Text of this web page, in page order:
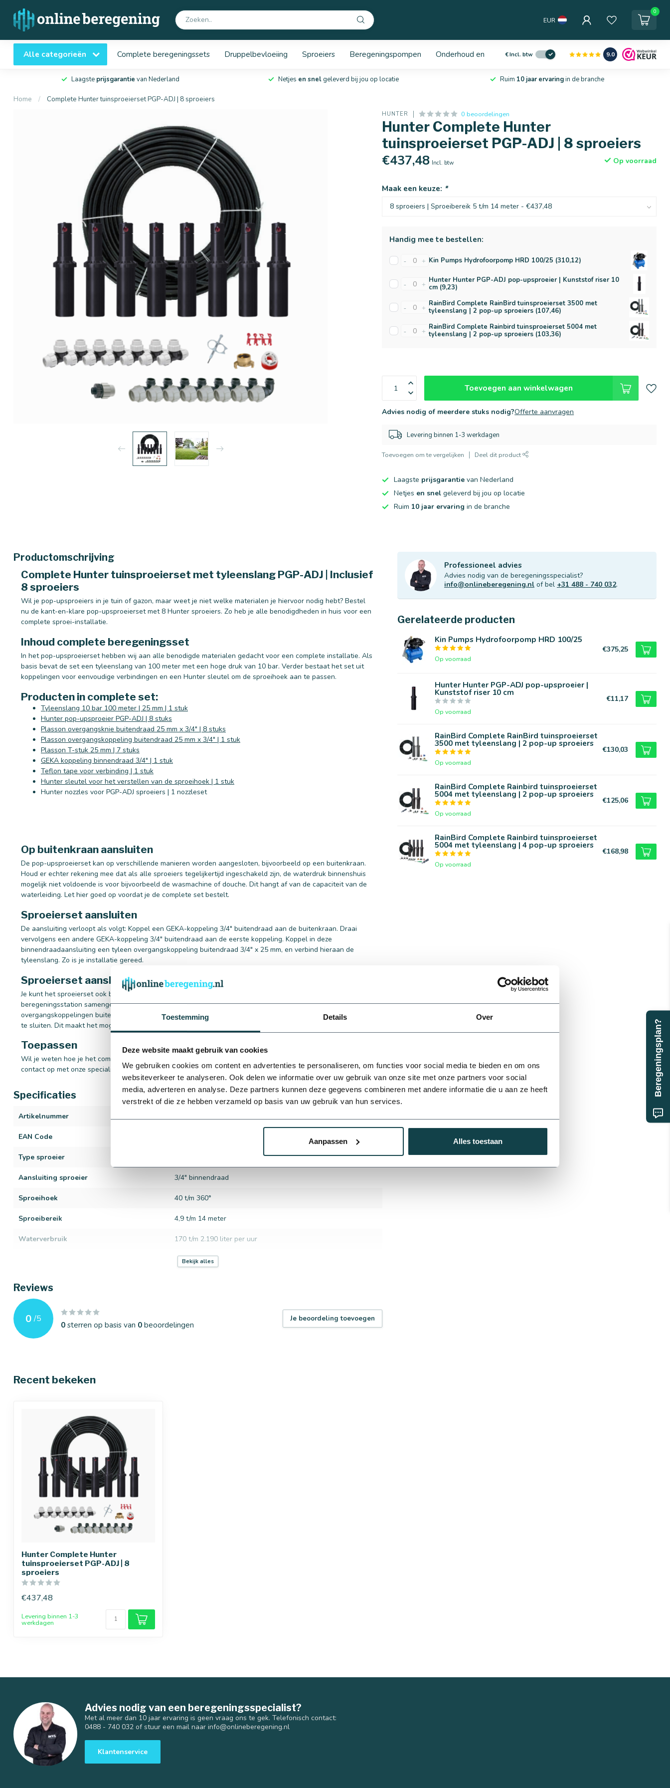
Toestemming Details Over
Deze website maakt gebruik van cookies
We gebruiken cookies om content en advertenties te personaliseren, om functies voor social media te bieden en om ons
websiteverkeer te analyseren. Ook delen we informatie over uw gebruik van onze site met onze partners voor social
media, adverteren en analyse. Deze partners kunnen deze gegevens combineren met andere informatie die u aan ze heeft
verstrekt of die ze hebben verzameld op basis van uw gebruik van hun services.
Aanpassen Alles toestaan
EUR
0
Alle categorieën Complete beregeningssets Druppelbevloeiing Sproeiers Beregeningspompen Onderhoud en service
€Incl. btw 9.0
Laagste prijsgarantie van Nederland Netjes en snelgeleverd bij jou op locatie Ruim 10 jaar ervaringin de branche
Home / Complete Hunter tuinsproeierset PGP-ADJ | 8 sproeiers
HUNTER 0 beoordelingen
Hunter Complete Hunter
tuinsproeierset PGP-ADJ | 8 sproeiers
€437,48 Incl. btw Op voorraad
Maak een keuze: *
Handig mee te bestellen:
- + Kin Pumps Hydrofoorpomp HRD 100/25 (310,12)
- + Hunter Hunter PGP-ADJ pop-upsproeier | Kunststof riser 10
cm (9,23)
- + RainBird Complete RainBird tuinsproeierset 3500 met
tyleenslang | 2 pop-up sproeiers (107,46)
- + RainBird Complete Rainbird tuinsproeierset 5004 met
tyleenslang | 2 pop-up sproeiers (103,36)
Toevoegen aan winkelwagen
Advies nodig of meerdere stuks nodig?Offerte aanvragen
Levering binnen 1-3 werkdagen
Toevoegen om te vergelijken Deel dit product
Laagste prijsgarantie van Nederland
Netjes en snel geleverd bij jou op locatie
Ruim 10 jaar ervaring in de branche
Productomschrijving
Complete Hunter tuinsproeierset met tyleenslang PGP-ADJ | Inclusief
8 sproeiers
Wil je pop-upsproeiers in je tuin of gazon, maar weet je niet welke materialen je hiervoor nodig hebt? Bestel
nu de kant-en-klare pop-upsproeierset met 8 Hunter sproeiers. Zo heb je alle benodigdheden in huis voor een
complete sproei-installatie.
Inhoud complete beregeningsset
In het pop-upsproeierset hebben wij aan alle benodigde materialen gedacht voor een complete installatie. Als
basis bevat de set een tyleenslang van 100 meter met een hoge druk van 10 bar. Verder bestaat het set uit
koppelingen voor eenvoudige verbindingen en een Hunter sleutel om de sproeihoek aan te passen.
Producten in complete set:
Tyleenslang 10 bar 100 meter | 25 mm | 1 stuk
Hunter pop-upsproeier PGP-ADJ | 8 stuks
Plasson overgangsknie buitendraad 25 mm x 3/4" | 8 stuks
Plasson overgangskoppeling buitendraad 25 mm x 3/4" | 1 stuk
Plasson T-stuk 25 mm | 7 stuks
GEKA koppeling binnendraad 3/4" | 1 stuk
Teflon tape voor verbinding | 1 stuk
Hunter sleutel voor het verstellen van de sproeihoek | 1 stuk
Hunter nozzles voor PGP-ADJ sproeiers | 1 nozzleset
Op buitenkraan aansluiten
De pop-upsproeierset kan op verschillende manieren worden aangesloten, bijvoorbeeld op een buitenkraan.
Houd er echter rekening mee dat als alle sproeiers tegelijkertijd ingeschakeld zijn, de waterdruk binnenshuis
mogelijk niet voldoende is voor bijvoorbeeld de wasmachine of douche. Dit hangt af van de capaciteit van de
waterleiding. Let hier goed op voordat je de complete set bestelt.
Sproeierset aansluiten
De aansluiting verloopt als volgt: Koppel een GEKA-koppeling 3/4" buitendraad aan de buitenkraan. Draai
vervolgens een andere GEKA-koppeling 3/4" buitendraad aan de eerste koppeling. Koppel in deze
binnendraadaansluiting een tyleen overgangskoppeling buitendraad 3/4" x 25 mm, en verbind hieraan de
tyleenslang. Zo is je installatie gereed.
Sproeierset aansluiten op beregeningsstation
Je kunt het sproeierset ook bedienen via een beregeningsautomaat. Wij hebben hiervoor een compleet
beregeningsstation samengesteld, waaraan de tuinsproeierset gekoppeld kan worden. Dit kan door tyleen
overgangskoppelingen buitendraad 1" aan de magneetkleppen te koppelen en vervolgens de tyleenslang aan
te sluiten. Dit maakt het mogelijk om de sproeiers te verdelen in verschillende groepen.
Toepassen
Wil je weten hoe je het complete sproeierset kunt toepassen of heb je een andere vraag? Neem gerust
contact op met onze specialisten, wij helpen je graag!
Specificaties
Artikelnummer
EAN Code
Type sproeier
Aansluiting sproeier 3/4" binnendraad
Sproeihoek 40 t/m 360°
Sproeibereik 4,9 t/m 14 meter
Waterverbruik 170 t/m 2.190 liter per uur
8 sproeiers
Merk
Werkdruk 1,7 t/m 4,5 bar
Materiaal sproeier
Bekijk alles
Reviews
0 /5
0sterren op basis van 0beoordelingen
Je beoordeling toevoegen
Professioneel advies
Advies nodig van de beregeningsspecialist?
info@onlineberegening.nl of bel +31 488 - 740 032.
Gerelateerde producten
Kin Pumps Hydrofoorpomp HRD 100/25
Op voorraad
€375,25
Hunter Hunter PGP-ADJ pop-upsproeier |
Kunststof riser 10 cm
Op voorraad
€11,17
RainBird Complete RainBird tuinsproeierset
3500 met tyleenslang | 2 pop-up sproeiers
Op voorraad
€130,03
RainBird Complete Rainbird tuinsproeierset
5004 met tyleenslang | 2 pop-up sproeiers
Op voorraad
€125,06
RainBird Complete Rainbird tuinsproeierset
5004 met tyleenslang | 4 pop-up sproeiers
Op voorraad
€168,98
Recent bekeken
Hunter Complete Hunter
tuinsproeierset PGP-ADJ | 8
sproeiers
€437,48
Levering binnen 1-3
werkdagen
Advies nodig van een beregeningsspecialist?
Met al meer dan 10 jaar ervaring is geen vraag ons te gek. Telefonisch contact:
0488 - 740 032 of stuur een mail naar info@onlineberegening.nl
Klantenservice
Beregeningsplan?